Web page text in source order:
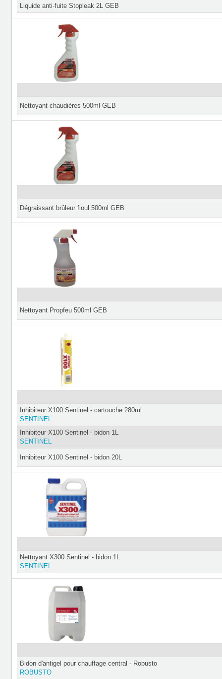
Liquide anti-fuite Stopleak 2L GEB
Nettoyant chaudières 500ml GEB
Dégraissant brûleur fioul 500ml GEB
Nettoyant Propfeu 500ml GEB
Inhibiteur X100 Sentinel - cartouche 280ml
SENTINEL
Inhibiteur X100 Sentinel - bidon 1L
SENTINEL
Inhibiteur X100 Sentinel - bidon 20L
Nettoyant X300 Sentinel - bidon 1L
SENTINEL
Bidon d'antigel pour chauffage central - Robusto
ROBUSTO